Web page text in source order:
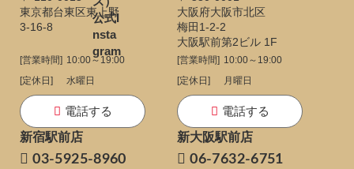
東京都台東区東上野
3-16-8
[営業時間] 10:00～19:00
[定休日]
水曜日
電話する
大阪府大阪市北区
梅田1-2-2
大阪駅前第2ビル 1F
[営業時間] 10:00～19:00
[定休日]
月曜日
電話する
新宿駅前店
03-5925-8960
新大阪駅前店
06-7632-6751